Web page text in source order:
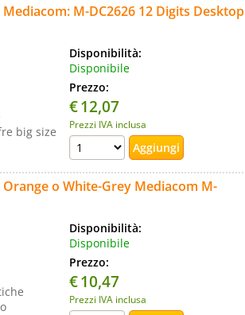
M-DC2626 12 Digits Desktop
big size
Disponibilità:
Disponibile
Prezzo:
€12,07
Prezzi IVA inclusa
o White-Grey Mediacom M-
Disponibilità:
Disponibile
Prezzo:
€10,47
Prezzi IVA inclusa